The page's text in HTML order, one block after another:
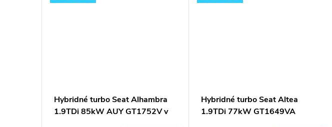
Hybridné turbo Seat Alhambra
1.9TDi 85kW AUY GT1752V v
Hybridné turbo Seat Altea
1.9TDi 77kW GT1649VA